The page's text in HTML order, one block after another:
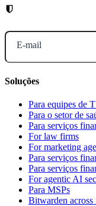
E-mail
Soluções
Para equipes de
Para o setor de
Para serviços
For law firms
For marketing
Para serviços
Para serviços
For agentic AI
Para MSPs
Bitwarden across